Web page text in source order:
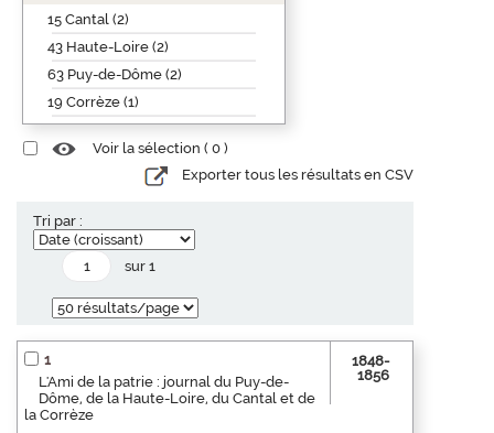
15 Cantal (2)
43 Haute-Loire (2)
63 Puy-de-Dôme (2)
19 Corrèze (1)
Voir la sélection ( 0 )
Exporter tous les résultats en CSV
Tri par :
sur 1
1
L'Ami de la patrie : journal du Puy-de-
Dôme, de la Haute-Loire, du Cantal et de
la Corrèze
1848-
1856